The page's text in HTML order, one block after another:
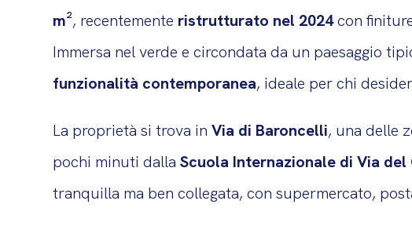
m², recentemente ristrutturato nel 2024con
Immersa nel verde e circondata da un paesaggio
funzionalità contemporanea, ideale per chi
La proprietà si trova inVia di Baroncelli, una delle
pochi minuti dallaScuola Internazionale di Via del
tranquilla ma ben collegata, con supermercato,